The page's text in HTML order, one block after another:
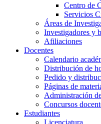
Centro de
Servicios
Áreas de
Investigadores y
Afiliaciones
Docentes
Calendario
Distribución de
Pedido y
Páginas de
Administración
Concursos
Estudiantes
Licenciatura